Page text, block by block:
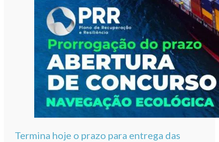
Termina hoje o prazo para entrega das